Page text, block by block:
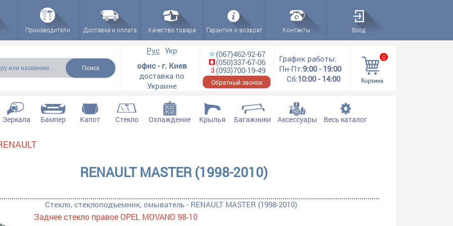
Производители Доставка и оплата Качество товара Гарантия и возврат Контакты Вход
Рус Укр
офис - г. Киев
доставка по
Украине
(067)462-92-67
(050)337-67-06
(093)700-19-49
Обратный звонок
График работы:
Пн-Пт:9:00 - 19:00
Сб:10:00 - 14:00
0
Зеркала Бампер Капот Стекло Охлаждение Крылья Багажники Аксессуары Весь каталог
filter
filter
filter
filter
RENAULT MASTER (1998-2010)
Стекло, стеклоподъемник, омыватель - RENAULT MASTER (1998-2010)
Заднее стекло правое OPEL MOVANO 98-10